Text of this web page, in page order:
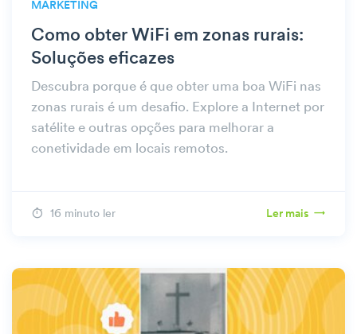
MARKETING
Como obter WiFi em zonas rurais:
Soluções eficazes
Descubra porque é que obter uma boa WiFi nas
zonas rurais é um desafio. Explore a Internet por
satélite e outras opções para melhorar a
conetividade em locais remotos.
16 minuto ler Ler mais